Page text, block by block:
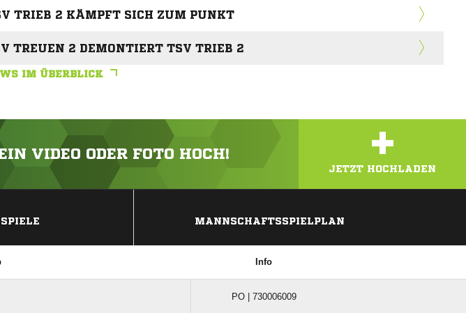
TRIEB 2 KÄMPFT SICH ZUM PUNKT
TREUEN 2 DEMONTIERT TSV TRIEB 2
IM ÜBERBLICK
VIDEO ODER FOTO HOCH! +
JETZT HOCHLADEN
MANNSCHAFTSSPIELPLAN
Info
PO | 730006009